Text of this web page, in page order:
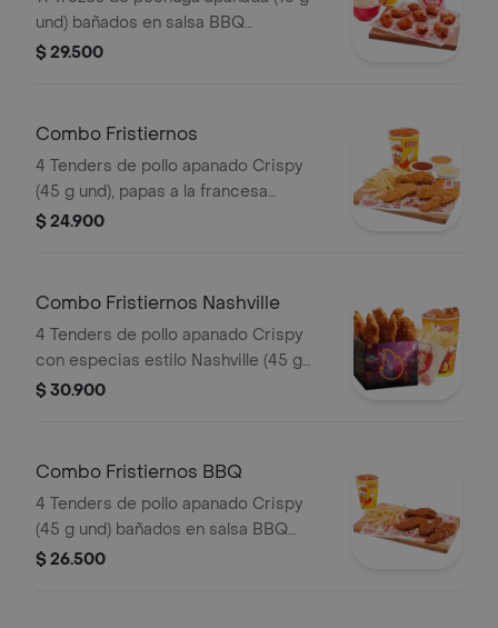
und) bañados en salsa BBQ
ligeramente picante, papas a la
(325 ml)
$ 29.500
Combo Fristiernos
4 Tenders de pollo apanado Crispy
(45 g und), papas a la francesa
mediana (60 g) y gaseosa (325 ml)
$ 24.900
Combo Fristiernos Nashville
4 Tenders de pollo apanado Crispy
con especias estilo Nashville (45 g
und), sirope de miel picante, papas a
$ 30.900
Combo Fristiernos BBQ
4 Tenders de pollo apanado Crispy
(45 g und) bañados en salsa BBQ
ligeramente picante, papas a la
$ 26.500